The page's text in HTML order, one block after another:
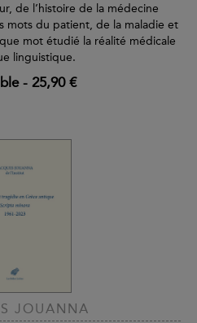
de l’histoire de la médecine
mots du patient, de la maladie et
mot étudié la réalité médicale
linguistique.
- 25,90 €
JOUANNA